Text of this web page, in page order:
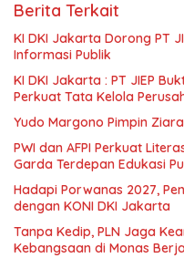
Berita Terkait
KI DKI Jakarta Dorong PT
Informasi Publik
KI DKI Jakarta : PT JIEP
Perkuat Tata Kelola
Yudo Margono Pimpin
PWI dan AFPI Perkuat
Garda Terdepan Edukasi
Hadapi Porwanas 2027,
dengan KONI DKI Jakarta
Tanpa Kedip, PLN Jaga
Kebangsaan di Monas